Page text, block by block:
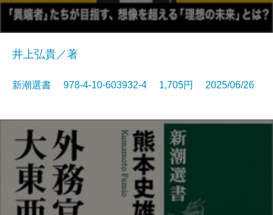
井上弘貴／著
新潮選書 978-4-10-603932-4 1,705円 2025/06/26